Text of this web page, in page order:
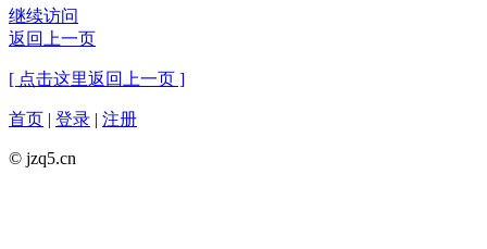
继续访问
返回上一页
[ 点击这里返回上一页 ]
首页 | 登录 | 注册
© jzq5.cn